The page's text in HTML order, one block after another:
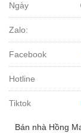
Ngày
Zalo:
Facebook
Hotline
Tiktok
Bán nhà Hồng